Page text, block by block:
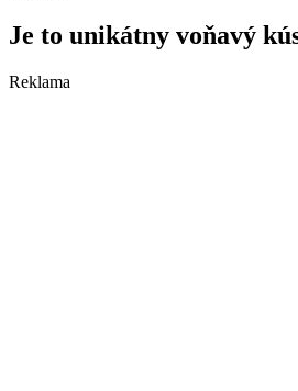
Je to unikátny voňavý
Reklama